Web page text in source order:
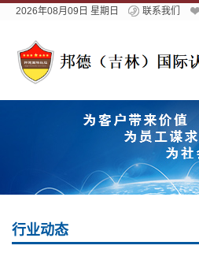
2026年08月09日 星期日 联系我们
行业动态